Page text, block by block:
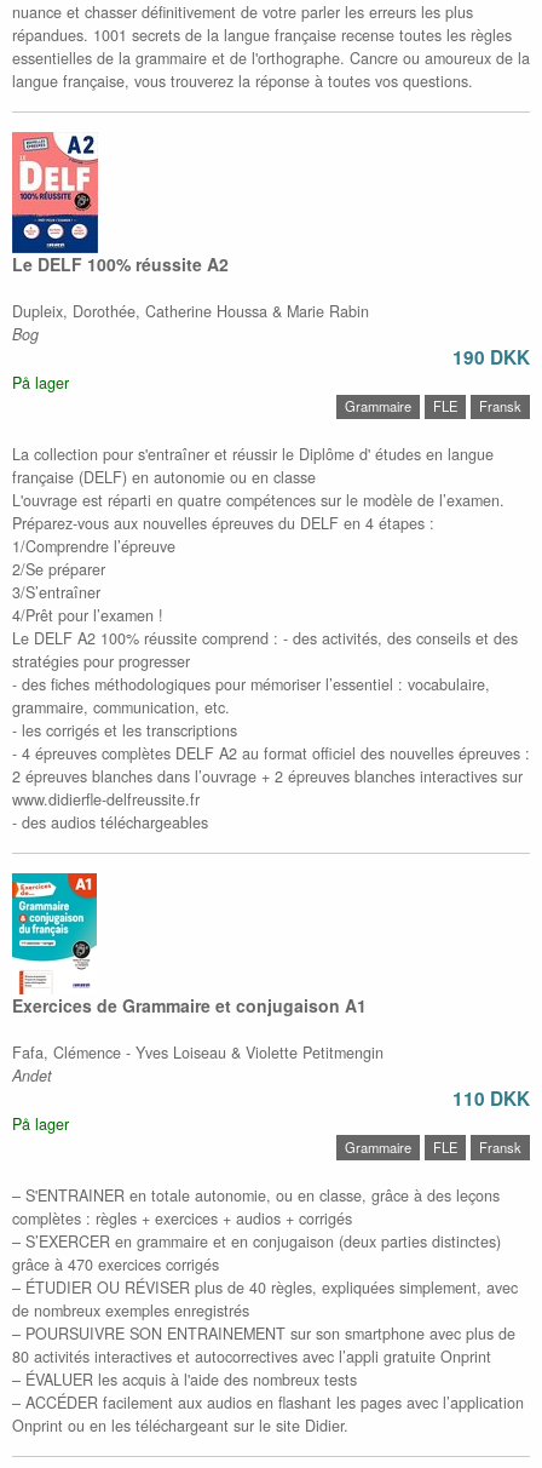
nuance et chasser définitivement de votre parler les erreurs les plus
répandues. 1001 secrets de la langue française recense toutes les règles
essentielles de la grammaire et de l'orthographe. Cancre ou amoureux de la
langue française, vous trouverez la réponse à toutes vos questions.
Le DELF 100% réussite A2
Dupleix, Dorothée, Catherine Houssa & Marie Rabin
Bog
190 DKK
På lager
Grammaire FLE Fransk
La collection pour s'entraîner et réussir le Diplôme d' études en langue
française (DELF) en autonomie ou en classe
L'ouvrage est réparti en quatre compétences sur le modèle de l’examen.
Préparez-vous aux nouvelles épreuves du DELF en 4 étapes :
1/Comprendre l’épreuve
2/Se préparer
3/S’entraîner
4/Prêt pour l’examen !
Le DELF A2 100% réussite comprend : - des activités, des conseils et des
stratégies pour progresser
- des fiches méthodologiques pour mémoriser l’essentiel : vocabulaire,
grammaire, communication, etc.
- les corrigés et les transcriptions
- 4 épreuves complètes DELF A2 au format officiel des nouvelles épreuves :
2 épreuves blanches dans l’ouvrage + 2 épreuves blanches interactives sur
www.didierfle-delfreussite.fr
- des audios téléchargeables
Exercices de Grammaire et conjugaison A1
Fafa, Clémence - Yves Loiseau & Violette Petitmengin
Andet
110 DKK
På lager
Grammaire FLE Fransk
– S'ENTRAINER en totale autonomie, ou en classe, grâce à des leçons
complètes : règles + exercices + audios + corrigés
– S’EXERCER en grammaire et en conjugaison (deux parties distinctes)
grâce à 470 exercices corrigés
– ÉTUDIER OU RÉVISER plus de 40 règles, expliquées simplement, avec
de nombreux exemples enregistrés
– POURSUIVRE SON ENTRAINEMENT sur son smartphone avec plus de
80 activités interactives et autocorrectives avec l’appli gratuite Onprint
– ÉVALUER les acquis à l'aide des nombreux tests
– ACCÉDER facilement aux audios en flashant les pages avec l’application
Onprint ou en les téléchargeant sur le site Didier.